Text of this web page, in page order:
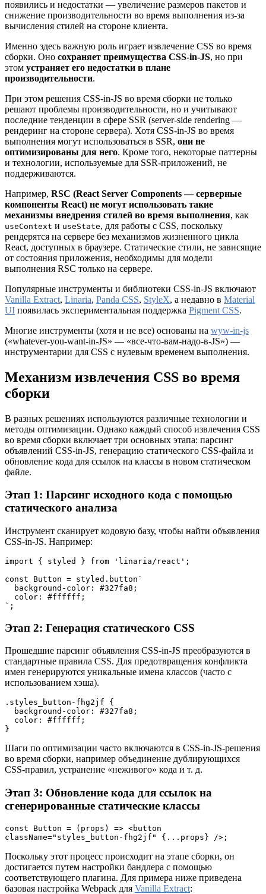
появились и недостатки — увеличение размеров пакетов и
снижение производительности во время выполнения из-за
вычисления стилей на стороне клиента.
Именно здесь важную роль играет извлечение CSS во время
сборки. Оно сохраняет преимущества CSS-in-JS, но при
этом устраняет его недостатки в плане
производительности.
При этом решения CSS-in-JS во время сборки не только
решают проблемы производительности, но и учитывают
последние тенденции в сфере SSR (server-side rendering —
рендеринг на стороне сервера). Хотя CSS-in-JS во время
выполнения могут использоваться в SSR, они не
оптимизированы для него. Кроме того, некоторые паттерны
и технологии, используемые для SSR-приложений, не
поддерживаются.
Например, RSC (React Server Components — серверные
компоненты React) не могут использовать такие
механизмы внедрения стилей во время выполнения, как
useContext и useState, для работы с CSS, поскольку
рендерятся на сервере без механизмов жизненного цикла
React, доступных в браузере. Статические стили, не зависящие
от состояния приложения, необходимы для модели
выполнения RSC только на сервере.
Популярные инструменты и библиотеки CSS-in-JS включают
Vanilla Extract, Linaria, Panda CSS, StyleX, а недавно в Material
UI появилась экспериментальная поддержка Pigment CSS.
Многие инструменты (хотя и не все) основаны на wyw-in-js
(«whatever-you-want-in-JS» — «все-что-вам-надо-в-JS») —
инструментарии для CSS с нулевым временем выполнения.
Механизм извлечения CSS во время
сборки
В разных решениях используются различные технологии и
методы оптимизации. Однако каждый способ извлечения CSS
во время сборки включает три основных этапа: парсинг
объявлений CSS-in-JS, генерацию статического CSS-файла и
обновление кода для ссылок на классы в новом статическом
файле.
Этап 1: Парсинг исходного кода с помощью
статического анализа
Инструмент сканирует кодовую базу, чтобы найти объявления
CSS-in-JS. Например:
import { styled } from 'linaria/react';
const Button = styled.button`
  background-color: #327fa8;
  color: #ffffff;
`;
Этап 2: Генерация статического CSS
Прошедшие парсинг объявления CSS-in-JS преобразуются в
стандартные правила CSS. Для предотвращения конфликта
имен генерируются уникальные имена классов (часто с
использованием хэша).
.styles_button-fhg2jf {
  background-color: #327fa8;
  color: #ffffff;
}
Шаги по оптимизации часто включаются в CSS-in-JS-решения
во время сборки, например объединение дублирующихся
CSS-правил, устранение «неживого» кода и т. д.
Этап 3: Обновление кода для ссылок на
сгенерированные статические классы
const Button = (props) => <button
className="styles_button-fhg2jf" {...props} />;
Поскольку этот процесс происходит на этапе сборки, он
достигается путем настройки бандлера с помощью
соответствующего плагина. Для примера ниже приведена
базовая настройка Webpack для Vanilla Extract: